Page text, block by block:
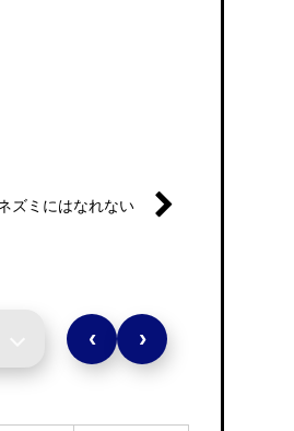
ズミにはなれない
‹ ›